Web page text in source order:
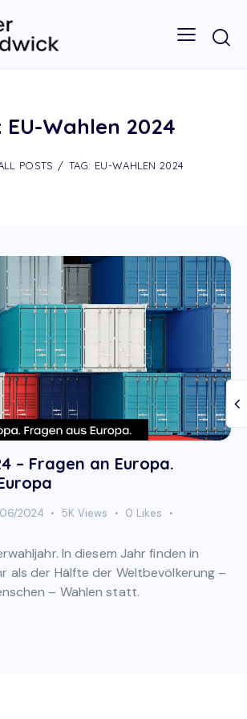
EU-Wahlen 2024
POSTS TAG: EU-WAHLEN 2024
– Fragen an Europa.
2024 5K Views 0 Likes
In diesem Jahr finden in
als der Hälfte der Weltbevölkerung –
– Wahlen statt.